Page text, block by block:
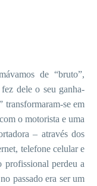
de “bruto”,
dele o seu ganha-
transformaram-se em
o motorista e uma
– através dos
telefone celular e
profissional perdeu a
passado era ser um